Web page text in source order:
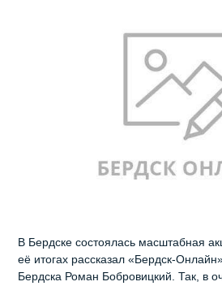
В Бердске состоялась масштабная
её итогах рассказал
Бердска Роман Бобровицкий. Так, в